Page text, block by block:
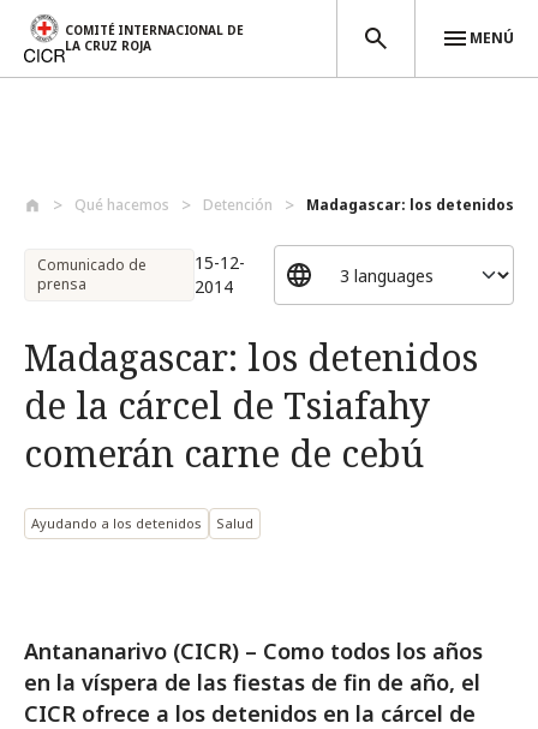
COMITÉ INTERNACIONAL DE
LA CRUZ ROJA
MENÚ
Qué hacemos Detención Madagascar: los detenidos
Comunicado de
prensa
15-12-
2014
Madagascar: los detenidos
de la cárcel de Tsiafahy
comerán carne de cebú
Ayudando a los detenidos Salud
Antananarivo (CICR) – Como todos los años
en la víspera de las fiestas de fin de año, el
CICR ofrece a los detenidos en la cárcel de